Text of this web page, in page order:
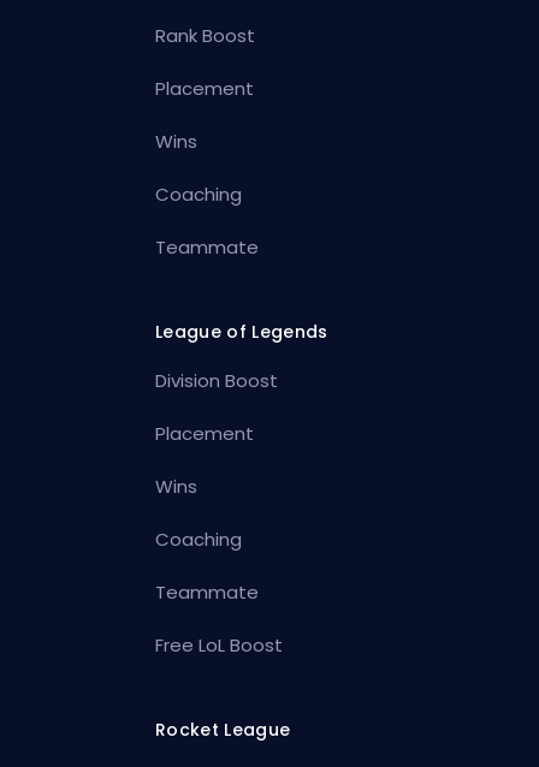
Rank Boost
Placement
Wins
Coaching
Teammate
League of Legends
Division Boost
Placement
Wins
Coaching
Teammate
Free LoL Boost
Rocket League